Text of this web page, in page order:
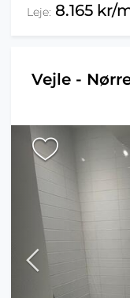
Leje: 8.165 kr/
Vejle -